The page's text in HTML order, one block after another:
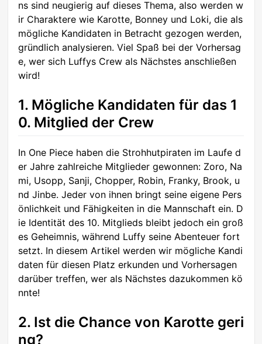
ns sind neugierig auf dieses Thema, also werden w
ir Charaktere wie Karotte, Bonney und Loki, die als
mögliche Kandidaten in Betracht gezogen werden,
gründlich analysieren. Viel Spaß bei der Vorhersag
e, wer sich Luffys Crew als Nächstes anschließen
wird!
1. Mögliche Kandidaten für das 1
0. Mitglied der Crew
In One Piece haben die Strohhutpiraten im Laufe d
er Jahre zahlreiche Mitglieder gewonnen: Zoro, Na
mi, Usopp, Sanji, Chopper, Robin, Franky, Brook, u
nd Jinbe. Jeder von ihnen bringt seine eigene Pers
önlichkeit und Fähigkeiten in die Mannschaft ein. D
ie Identität des 10. Mitglieds bleibt jedoch ein groß
es Geheimnis, während Luffy seine Abenteuer fort
setzt. In diesem Artikel werden wir mögliche Kandi
daten für diesen Platz erkunden und Vorhersagen
darüber treffen, wer als Nächstes dazukommen kö
nnte!
2. Ist die Chance von Karotte geri
ng?